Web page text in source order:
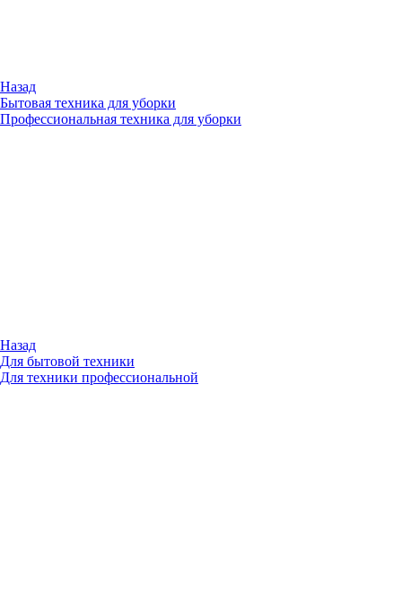
Назад
Бытовая техника для уборки
Профессиональная техника для уборки
Назад
Для бытовой техники
Для техники профессиональной